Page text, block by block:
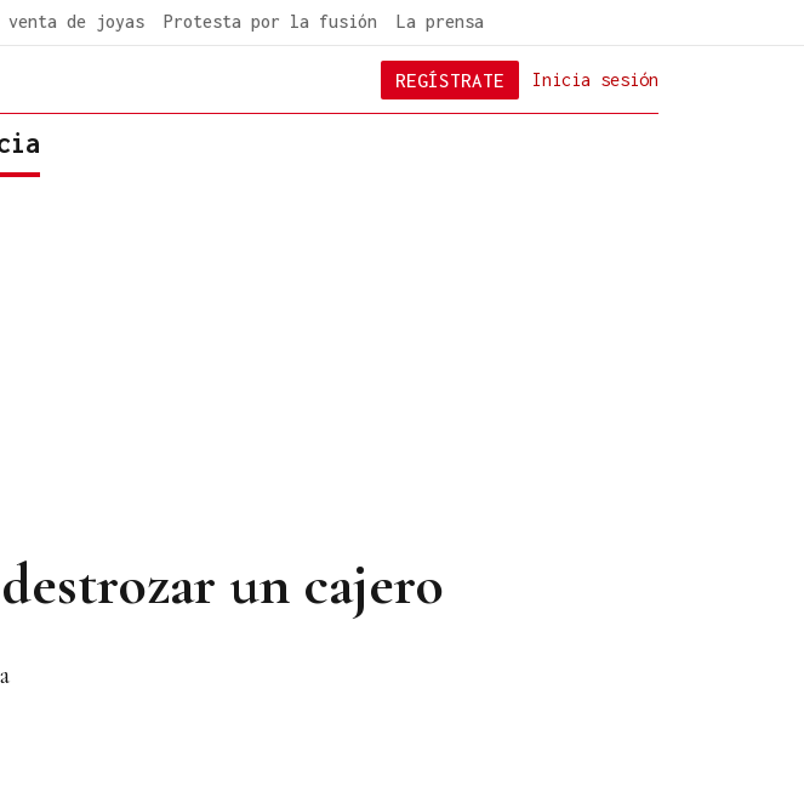
venta de joyas Protesta por la fusión La prensa
Inicia sesión
REGÍSTRATE
un cajero